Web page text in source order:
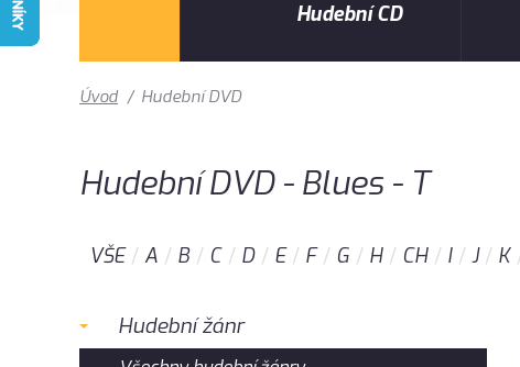
Hudební CD
Úvod / Hudební DVD
Hudební DVD - Blues - T
VŠE A B C D E F G H CH I J K
Hudební žánr